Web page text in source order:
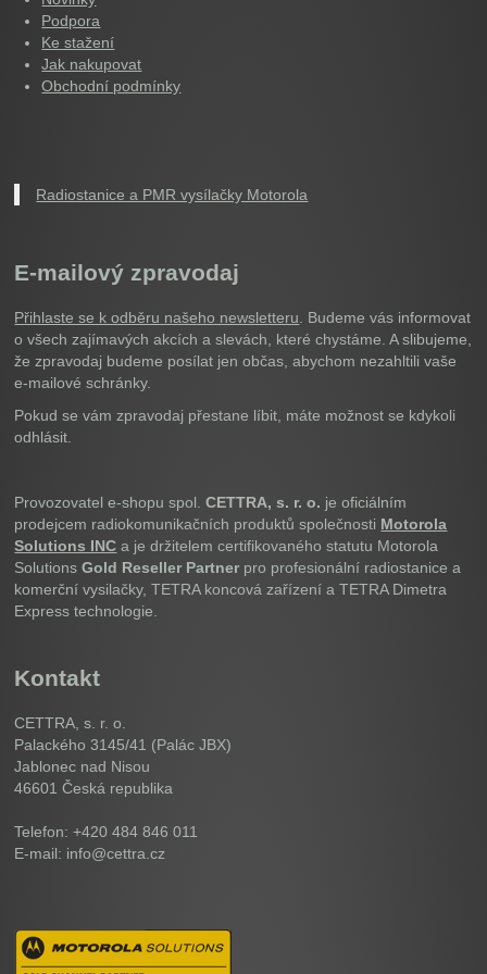
Podpora
Ke stažení
Jak nakupovat
Obchodní podmínky
Radiostanice a PMR vysílačky Motorola
E-mailový zpravodaj
Přihlaste se k odběru našeho newsletteru . Budeme vás informovat
o všech zajímavých akcích a slevách, které chystáme. A slibujeme,
že zpravodaj budeme posílat jen občas, abychom nezahltili vaše
e-mailové schránky.
Pokud se vám zpravodaj přestane líbit, máte možnost se kdykoli
odhlásit.
Provozovatel e-shopu spol.CETTRA, s. r. o. je oficiálním
prodejcem radiokomunikačních produktů společnosti Motorola
Solutions INC a je držitelem certifikovaného statutu Motorola
SolutionsGold Reseller Partner pro profesionální radiostanice a
komerční vysilačky, TETRA koncová zařízení a TETRA Dimetra
Express technologie.
Kontakt
CETTRA, s. r. o.
Palackého 3145/41 (Palác JBX)
Jablonec nad Nisou
46601Česká republika
Telefon: +420 484 846 011
E-mail: info@cettra.cz